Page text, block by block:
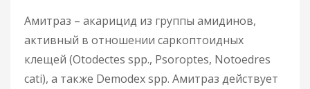
Амитраз – акарицид из группы амидинов,
активный в отношении саркоптоидных
клещей (Otodectes spp., Psoroptes, Notoedres
cati), а также Demodex spp. Амитраз действует